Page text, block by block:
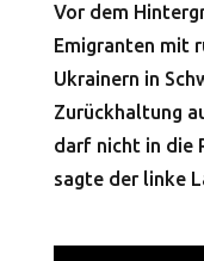
Vor dem
Emigranten mit
Ukrainern in
Zurückhaltung
darf nicht in die
sagte der linke